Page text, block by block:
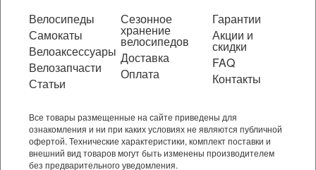
Велосипеды
Самокаты
Велоаксессуары
Велозапчасти
Статьи
Сезонное
хранение
велосипедов
Доставка
Оплата
Гарантии
Акции и
скидки
FAQ
Контакты
Все товары размещенные на сайте приведены для
ознакомления и ни при каких условиях не являются публичной
офертой. Технические характеристики, комплект поставки и
внешний вид товаров могут быть изменены производителем
без предварительного уведомления.